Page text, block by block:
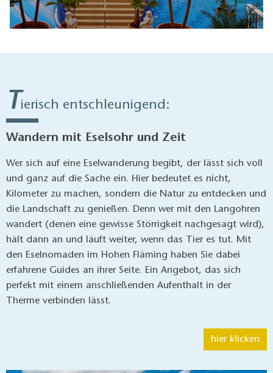
Die textilfreie Kristall Therme nahe
sorgt mit ihrer großzügigen,
Thermenlandschaft…
gerade geöffnet
09:00 - 21:00 Uhr
T ierisch entschleunigend:
Wandern mit Eselsohr und Zeit
Wer sich auf eine Eselwanderung begibt, der lässt sich voll
und ganz auf die Sache ein. Hier bedeutet es nicht,
Kilometer zu machen, sondern die Natur zu entdecken und
die Landschaft zu genießen. Denn wer mit den Langohren
wandert (denen eine gewisse Störrigkeit nachgesagt wird),
hält dann an und läuft weiter, wenn das Tier es tut. Mit
den Eselnomaden im Hohen Fläming haben Sie dabei
erfahrene Guides an ihrer Seite. Ein Angebot, das sich
perfekt mit einem anschließenden Aufenthalt in der
Therme verbinden lässt.
hier klicken